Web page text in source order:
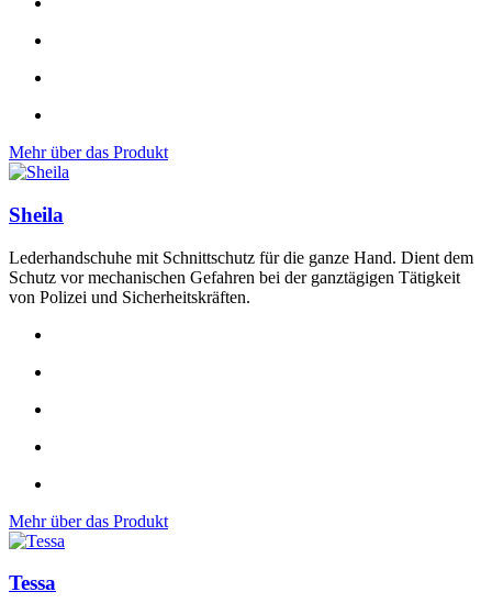
Mehr über das Produkt
Sheila
Lederhandschuhe mit Schnittschutz für die ganze Hand. Dient dem
Schutz vor mechanischen Gefahren bei der ganztägigen Tätigkeit
von Polizei und Sicherheitskräften.
Mehr über das Produkt
Tessa